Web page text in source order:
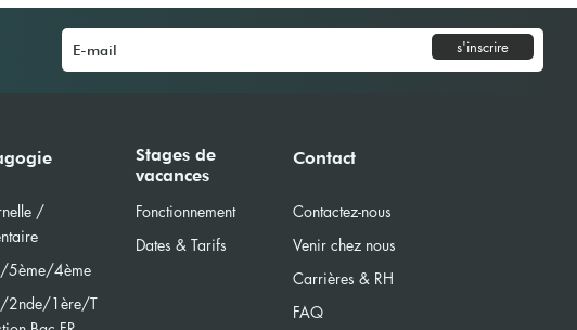
IBS Model United Nations
(MUN) 2026
s'inscrire
/
aire
5ème/4ème
2nde/1ère/T
Stages de
vacances
Fonctionnement
Dates & Tarifs
Contact
Contactez-nous
Venir chez nous
Carrières & RH
FAQ